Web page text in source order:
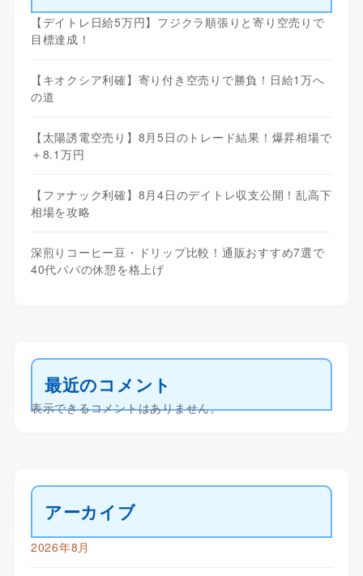
【デイトレ日給5万円】フジクラ順張りと寄り空売りで
目標達成！
【キオクシア利確】寄り付き空売りで勝負！日給1万へ
の道
【太陽誘電空売り】8月5日のトレード結果！爆昇相場で
＋8.1万円
【ファナック利確】8月4日のデイトレ収支公開！乱高下
相場を攻略
深煎りコーヒー豆・ドリップ比較！通販おすすめ7選で
40代パパの休憩を格上げ
最近のコメント
表示できるコメントはありません。
アーカイブ
2026年8月